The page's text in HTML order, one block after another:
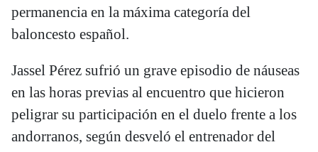
permanencia en la máxima categoría del
baloncesto español.
Jassel Pérez sufrió un grave episodio de náuseas
en las horas previas al encuentro que hicieron
peligrar su participación en el duelo frente a los
andorranos, según desveló el entrenador del